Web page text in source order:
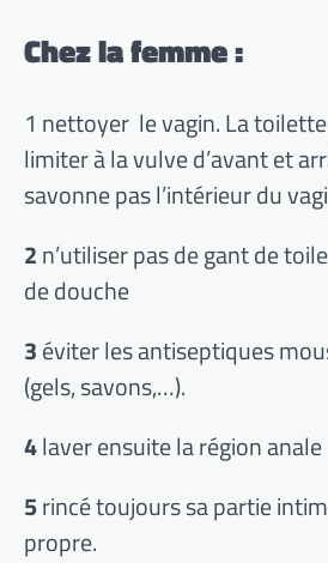
Chez la femme :
1 nettoyer le vagin. La
limiter à la vulve d’avant et
savonne pas l’intérieur du
2n’utiliser pas de gant de
de douche
3éviter les antiseptiques
(gels, savons,…).
4laver ensuite la région anale
5rincé toujours sa partie
propre.